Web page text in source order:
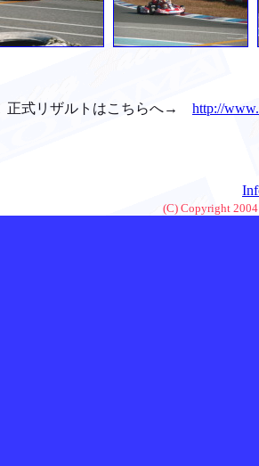
リザルトはこちらへ→ http://
(C) Copyright